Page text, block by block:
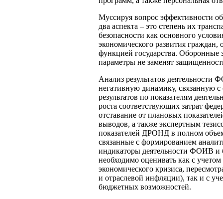
Муссируя вопрос эффективности
два аспекта – это степень их
безопасности как основного
экономического развития граждан,
функцией государства. Оборонные
параметры не заменят
Анализ результатов
негативную динамику, связанную
результатов по показателям
роста соответствующих затрат
отставание от плановых
выводов, а также экспертным
показателей ДРОНД в полном
связанные с формированием
индикаторы деятельности ФОИВ и
необходимо оценивать как с
экономического кризиса,
и отраслевой инфляции), так и с
бюджетных возможностей.